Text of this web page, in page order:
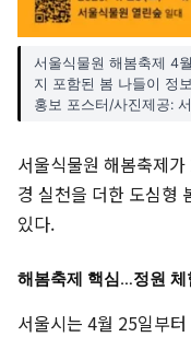
서울식물원 해봄축제 4
지 포함된 봄 나들이 정
홍보 포스터/사진제공:
서울식물원 해봄축제
경 실천을 더한 도심형
있다.
해봄축제 핵심…정원
서울시는 4월 25일부